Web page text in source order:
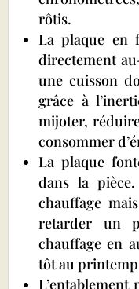
rôtis.
La plaque en
directement
une cuisson
grâce à
mijoter,
consommer
La plaque
dans la
chauffage
retarder un
chauffage en
tôt au